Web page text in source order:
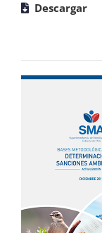
Descargar